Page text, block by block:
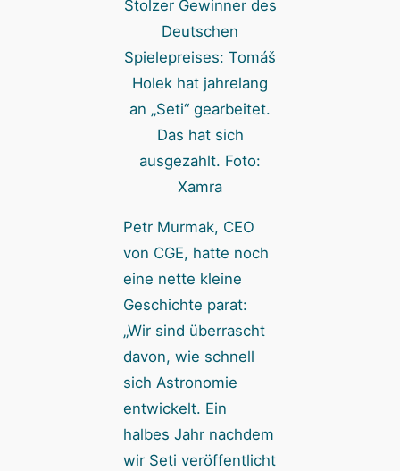
Stolzer Gewinner des
Deutschen
Spielepreises: Tomáš
Holek hat jahrelang
an „Seti“ gearbeitet.
Das hat sich
ausgezahlt. Foto:
Xamra
Petr Murmak, CEO
von CGE, hatte noch
eine nette kleine
Geschichte parat:
„Wir sind überrascht
davon, wie schnell
sich Astronomie
entwickelt. Ein
halbes Jahr nachdem
wir Seti veröffentlicht